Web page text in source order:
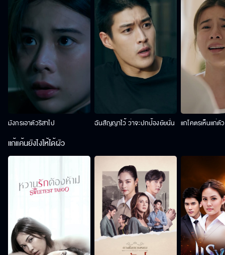
มังกรเอาตัวริสาไป ฉันสัญญาไว้ ว่าจะปกป้องยัยนั่น แกโคตรเห็นแก่ตั
แก้แค้นยังไงให้ได้ผัว